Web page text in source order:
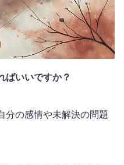
ばいいですか？
分の感情や未解決の問題